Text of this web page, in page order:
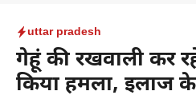
uttar pradesh
गेहूं की रखवाली कर
किया हमला, इलाज के